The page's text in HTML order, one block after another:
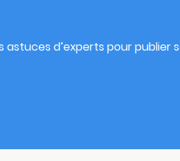
d’experts pour